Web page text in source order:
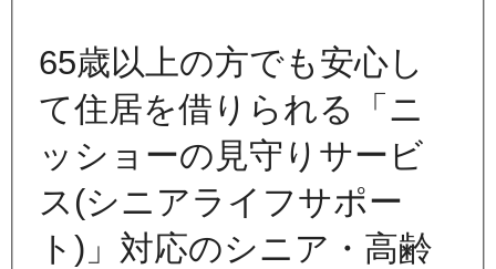
65歳以上の方でも安心し
て住居を借りられる「ニ
ッショーの見守りサービ
ス(シニアライフサポー
ト)」対応のシニア・高齢